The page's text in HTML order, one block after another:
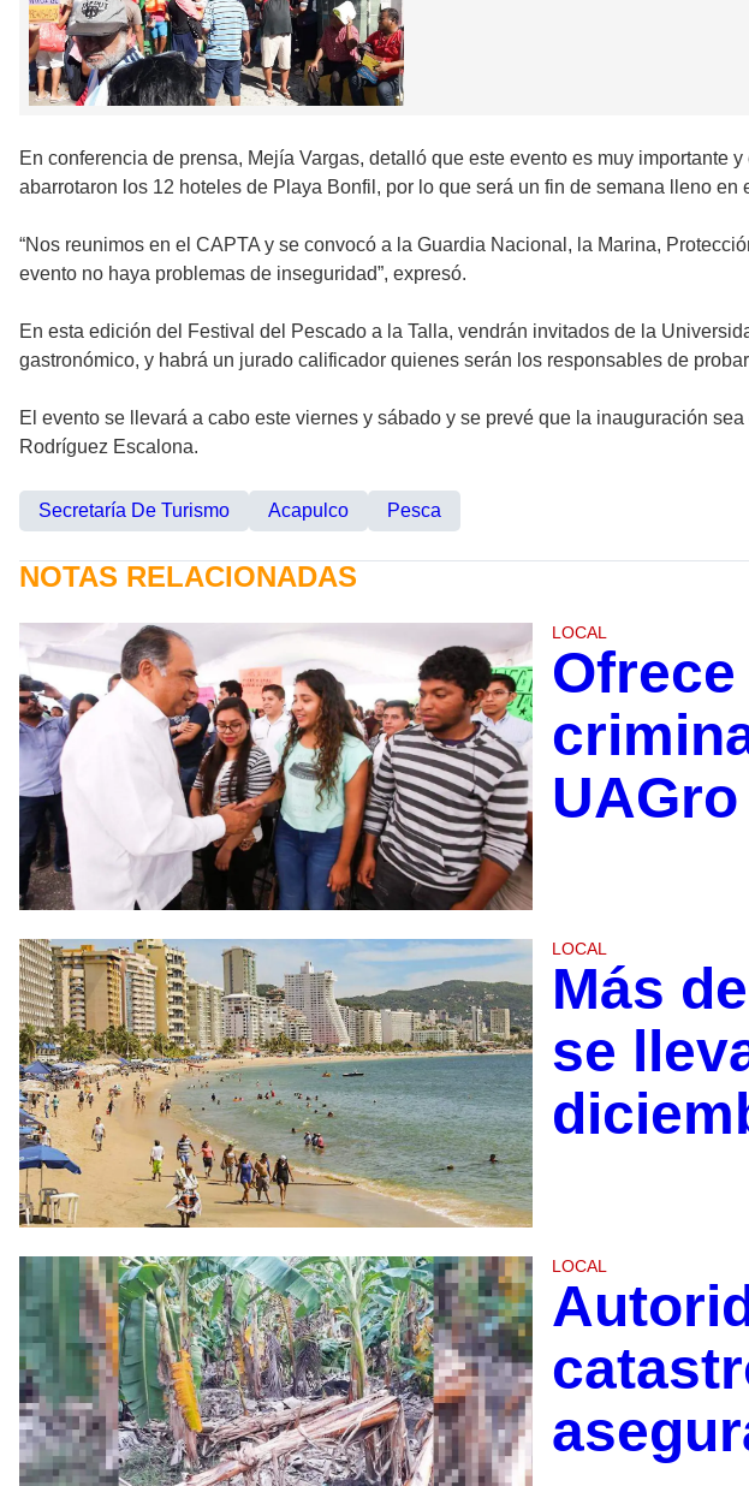
En conferencia de prensa, Mejía Vargas, detalló que este evento es muy
abarrotaron los 12 hoteles de Playa Bonfil, por lo que será un fin de semana lleno en
“Nos reunimos en el CAPTA y se convocó a la Guardia Nacional, la Marina,
evento no haya problemas de inseguridad”, expresó.
En esta edición del Festival del Pescado a la Talla, vendrán invitados de la
gastronómico, y habrá un jurado calificador quienes serán los responsables de
El evento se llevará a cabo este viernes y sábado y se prevé que la inauguración
Rodríguez Escalona.
Secretaría De Turismo Acapulco Pesca
NOTAS RELACIONADAS
LOCAL
UAGro
LOCAL
Más
se
LOCAL